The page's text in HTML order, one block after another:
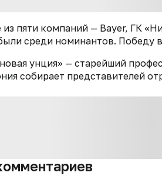
из пяти компаний — Bayer, ГК
среди номинантов. Победу
унция» — старейший
собирает представителей